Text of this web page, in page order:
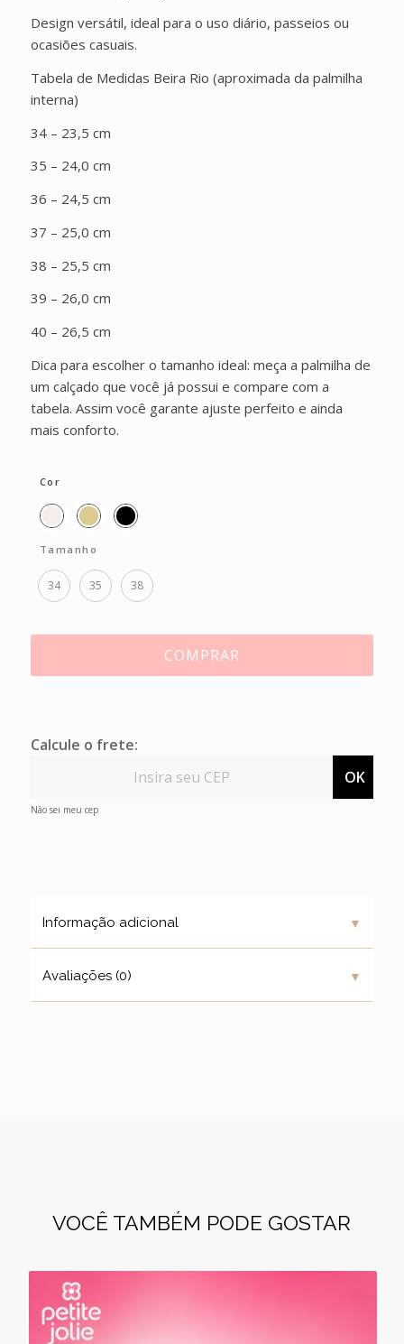
Design versátil, ideal para o uso diário, passeios ou
ocasiões casuais.
Tabela de Medidas Beira Rio (aproximada da palmilha
interna)
34 – 23,5 cm
35 – 24,0 cm
36 – 24,5 cm
37 – 25,0 cm
38 – 25,5 cm
39 – 26,0 cm
40 – 26,5 cm
Dica para escolher o tamanho ideal: meça a palmilha de
um calçado que você já possui e compare com a
tabela. Assim você garante ajuste perfeito e ainda
mais conforto.
Cor
Tamanho
34 35 38
COMPRAR
Calcule o frete:
OK
Não sei meu cep
Informação adicional ▼
Avaliações (0) ▼
VOCÊ TAMBÉM PODE GOSTAR